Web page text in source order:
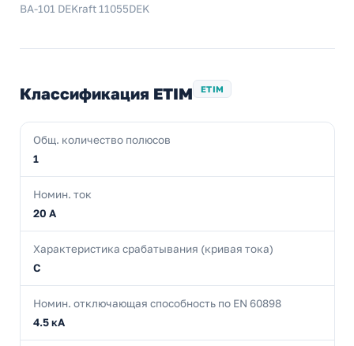
ВА-101 DEKraft 11055DEK
Классификация ETIM ETIM
Общ. количество полюсов
1
Номин. ток
20 А
Характеристика срабатывания (кривая тока)
C
Номин. отключающая способность по EN 60898
4.5 кА